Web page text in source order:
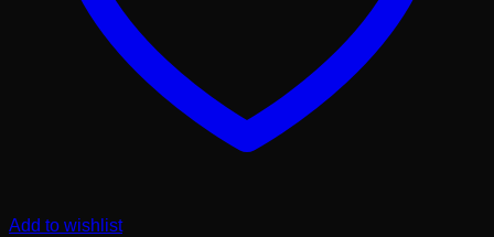
Add to wishlist